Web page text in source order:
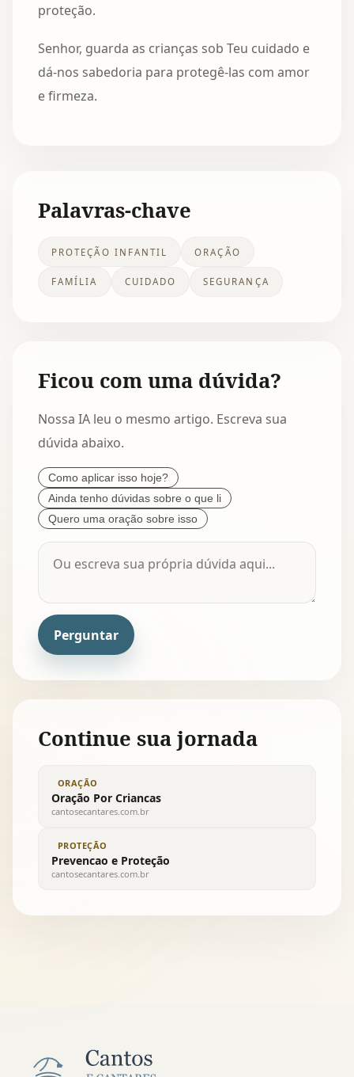
proteção.
Senhor, guarda as crianças sob Teu cuidado e
dá-nos sabedoria para protegê-las com amor
e firmeza.
Palavras-chave
PROTEÇÃO INFANTIL ORAÇÃO
FAMÍLIA CUIDADO SEGURANÇA
Ficou com uma dúvida?
Nossa IA leu o mesmo artigo. Escreva sua
dúvida abaixo.
Como aplicar isso hoje?
Ainda tenho dúvidas sobre o que li
Quero uma oração sobre isso
Perguntar
Continue sua jornada
ORAÇÃO
Oração Por Criancas
cantosecantares.com.br
PROTEÇÃO
Prevencao e Proteção
cantosecantares.com.br